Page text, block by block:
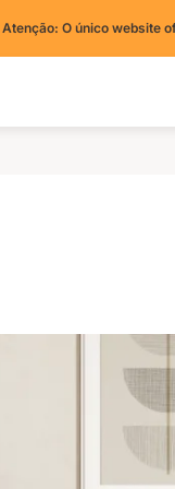
Atenção: O único website